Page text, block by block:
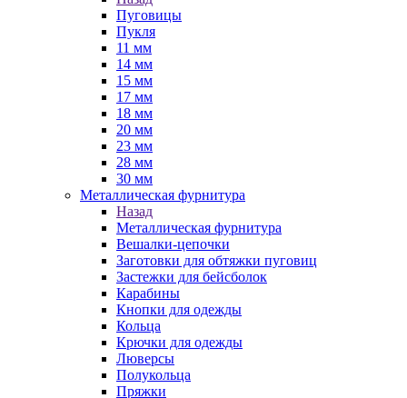
Пуговицы
Пукля
11 мм
14 мм
15 мм
17 мм
18 мм
20 мм
23 мм
28 мм
30 мм
Металлическая фурнитура
Назад
Металлическая фурнитура
Вешалки-цепочки
Заготовки для обтяжки пуговиц
Застежки для бейсболок
Карабины
Кнопки для одежды
Кольца
Крючки для одежды
Люверсы
Полукольца
Пряжки